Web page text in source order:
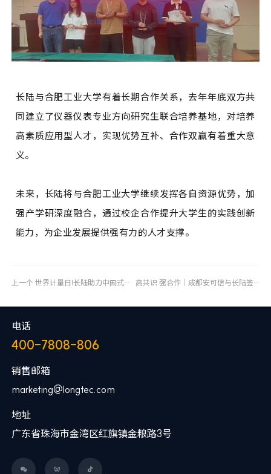
长陆与合肥工业大学有着长期合作关系，去年年底双方共
同建立了仪器仪表专业方向研究生联合培养基地，对培养
高素质应用型人才，实现优势互补、合作双赢有着重大意
义。
未来，长陆将与合肥工业大学继续发挥各自资源优势，加
强产学研深度融合，通过校企合作提升大学生的实践创新
能力，为企业发展提供强有力的人才支撑。
上一个 世界计量日|长陆助力中国式现代化 高共识 强合作｜成都安可信与长陆签署战略合作协议
电话
400-7808-806
销售邮箱
marketing@longtec.com
地址
广东省珠海市金湾区红旗镇金粮路3号
  